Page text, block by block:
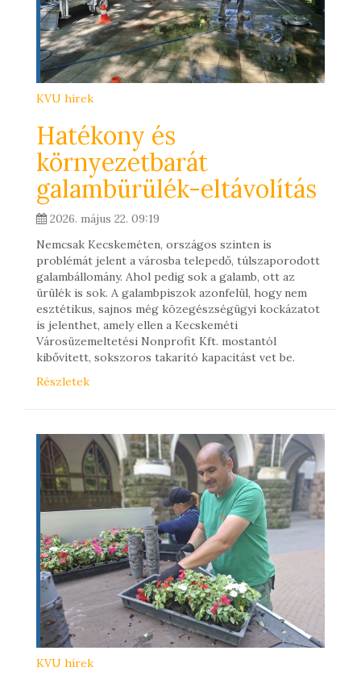
KVU hírek
Hatékony és
környezetbarát
galambürülék-eltávolítás
2026. május 22. 09:19
Nemcsak Kecskeméten, országos szinten is
problémát jelent a városba telepedő, túlszaporodott
galambállomány. Ahol pedig sok a galamb, ott az
ürülék is sok. A galambpiszok azonfelül, hogy nem
esztétikus, sajnos még közegészségügyi kockázatot
is jelenthet, amely ellen a Kecskeméti
Városüzemeltetési Nonprofit Kft. mostantól
kibővített, sokszoros takarító kapacitást vet be.
Részletek
KVU hírek